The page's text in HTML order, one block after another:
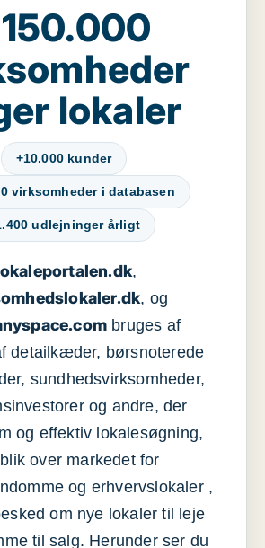
lokaler
+10.000 kunder
virksomheder i databasen
udlejninger årligt
,
, og
bruges af
detailkæder, børsnoterede
sundhedsvirksomheder,
og andre, der
og effektiv lokalesøgning,
over markedet for
og erhvervslokaler ,
om nye lokaler til leje
til salg. Herunder ser du